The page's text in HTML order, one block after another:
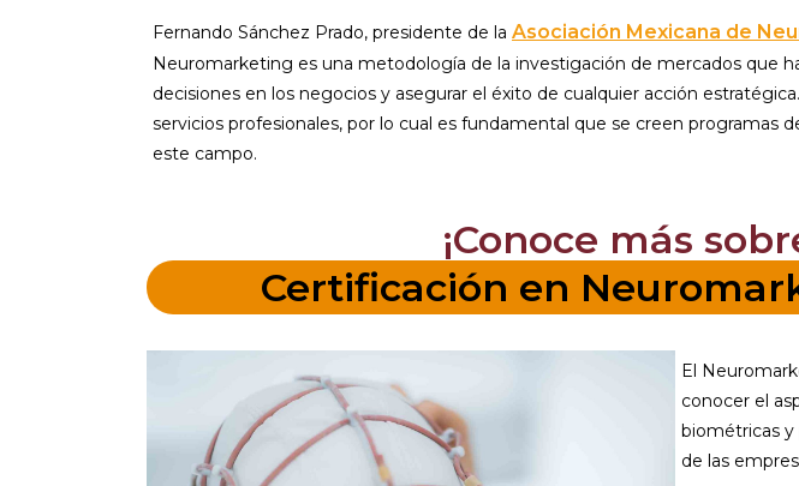
Fernando Sánchez Prado, presidente de la Asociación Mexicana de
Neuromarketing es una metodología de la investigación de mercados que
decisiones en los negocios y asegurar el éxito de cualquier acción
servicios profesionales, por lo cual es fundamental que se creen
este campo.
¡Conoce más
Certificación en
El
conocer el
biométricas y
de las